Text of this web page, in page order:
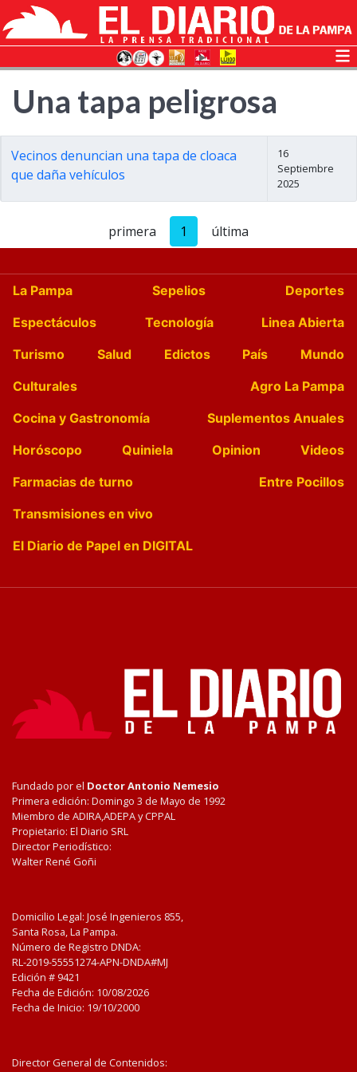
Una tapa peligrosa
Vecinos denuncian una tapa de cloaca
que daña vehículos
16
Septiembre
2025
primera 1 última
La Pampa Sepelios
Deportes
Espectáculos
Tecnología
Linea Abierta
Turismo
Salud Edictos País
Mundo
Culturales
Agro La Pampa
Cocina y Gastronomía
Suplementos Anuales
Horóscopo
Quiniela Opinion
Videos
Farmacias de turno
Entre Pocillos
Transmisiones en vivo
El Diario de Papel en DIGITAL
Fundado por el Doctor Antonio Nemesio
Primera edición: Domingo 3 de Mayo de 1992
Miembro de ADIRA,ADEPA y CPPAL
Propietario: El Diario SRL
Director Periodístico:
Walter René Goñi
Domicilio Legal: José Ingenieros 855,
Santa Rosa, La Pampa.
Número de Registro DNDA:
RL-2019-55551274-APN-DNDA#MJ
Edición # 9421
Fecha de Edición: 10/08/2026
Fecha de Inicio: 19/10/2000
Director General de Contenidos: